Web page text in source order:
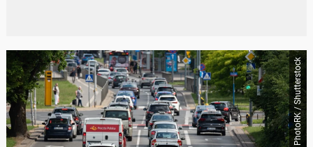
PhotoRK / Shutterstock